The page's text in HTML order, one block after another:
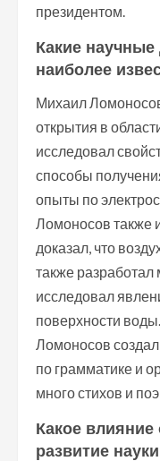
президентом.
Какие
наиболее
Михаил
открытия в
исследовал
способы
опыты по
Ломоносов также
доказал, что
также
исследовал
поверхности
Ломоносов
по грамматике и
много стихов и
Какое
развитие